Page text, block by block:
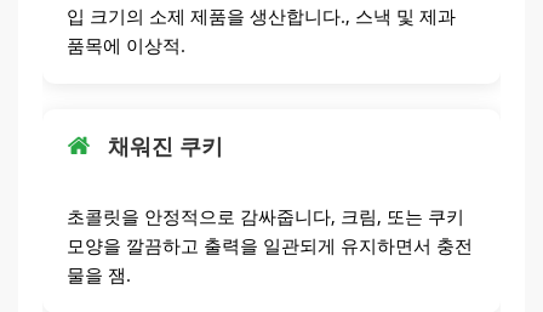
입 크기의 소제 제품을 생산합니다., 스낵 및 제과
품목에 이상적.
채워진 쿠키
초콜릿을 안정적으로 감싸줍니다, 크림, 또는 쿠키
모양을 깔끔하고 출력을 일관되게 유지하면서 충전
물을 잼.